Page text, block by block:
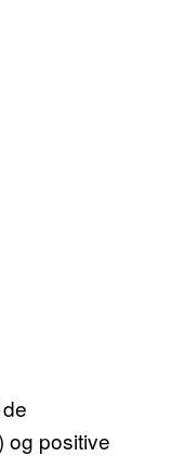
og positive